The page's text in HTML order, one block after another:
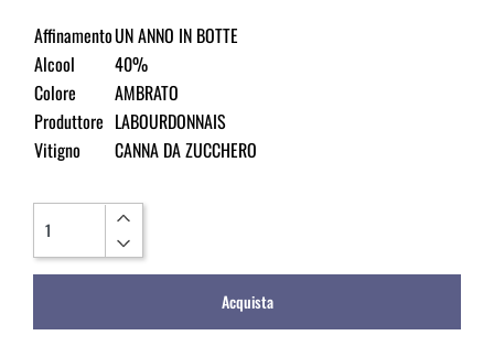
AffinamentoUN ANNO IN BOTTE
Alcool
40%
Colore
AMBRATO
Produttore LABOURDONNAIS
Vitigno
CANNA DA ZUCCHERO
Acquista